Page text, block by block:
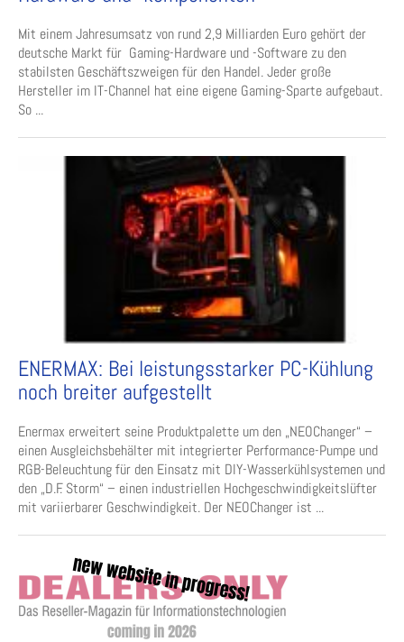
Mit einem Jahresumsatz von rund 2,9 Milliarden Euro gehört der
deutsche Markt für Gaming-Hardware und -Software zu den
stabilsten Geschäftszweigen für den Handel. Jeder große
Hersteller im IT-Channel hat eine eigene Gaming-Sparte aufgebaut.
So ...
ENERMAX: Bei leistungsstarker PC-Kühlung
noch breiter aufgestellt
Enermax erweitert seine Produktpalette um den „NEO­Changer“ –
einen Ausgleichsbehälter mit integrierter Performance-Pumpe und
RGB-Beleuchtung für den Einsatz mit DIY-Wasserkühlsystemen und
den „D.F. Storm“ – einen industriellen Hochgeschwindigkeitslüfter
mit variierbarer Geschwindigkeit. Der NEOChanger ist ...